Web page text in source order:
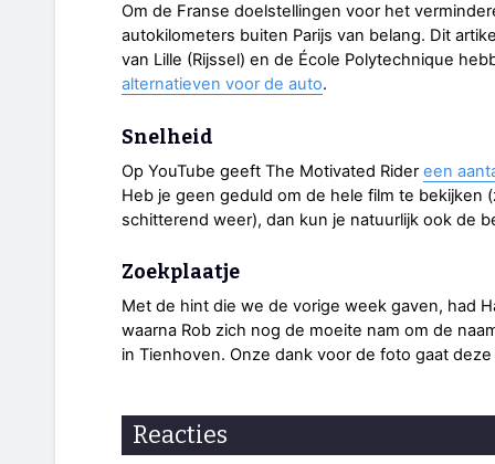
Om de Franse doelstellingen voor het
autokilometers buiten Parijs van belang. Dit
van Lille (Rijssel) en de École Polytechnique
alternatieven voor de auto.
Snelheid
Op YouTube geeft The Motivated Ridereen
Heb je geen geduld om de hele film te bekijken
schitterend weer), dan kun je natuurlijk ook de
Zoekplaatje
Met de hint die we de vorige week gaven, had
waarna Rob zich nog de moeite nam om de
in Tienhoven. Onze dank voor de foto gaat
Reacties